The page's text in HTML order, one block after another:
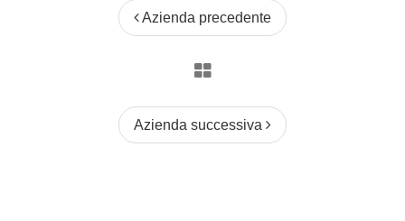
Azienda precedente
Azienda successiva